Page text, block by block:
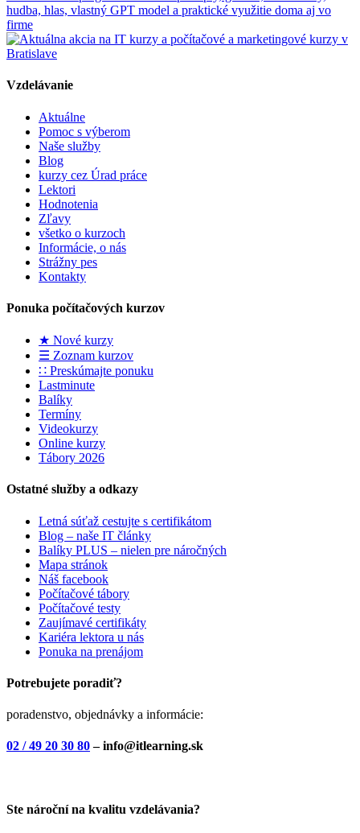
hudba, hlas, vlastný GPT model a praktické využitie doma aj vo
firme
Vzdelávanie
Aktuálne
Pomoc s výberom
Naše služby
Blog
kurzy cez Úrad práce
Lektori
Hodnotenia
Zľavy
všetko o kurzoch
Informácie, o nás
Strážny pes
Kontakty
Ponuka počítačových kurzov
★ Nové kurzy
☰ Zoznam kurzov
∷ Preskúmajte ponuku
Lastminute
Balíky
Termíny
Videokurzy
Online kurzy
Tábory 2026
Ostatné služby a odkazy
Letná súťaž cestujte s certifikátom
Blog – naše IT články
Balíky PLUS – nielen pre náročných
Mapa stránok
Náš facebook
Počítačové tábory
Počítačové testy
Zaujímavé certifikáty
Kariéra lektora u nás
Ponuka na prenájom
Potrebujete poradiť?
poradenstvo, objednávky a informácie:
02 / 49 20 30 80– info@itlearning.sk
Ste nároční na kvalitu vzdelávania?